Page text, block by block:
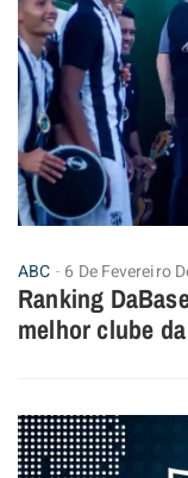
ABC 6 De Fevereiro
Ranking
melhor clube